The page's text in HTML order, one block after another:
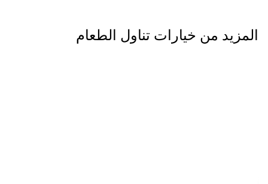
المزيد من خيارات تناول الطعام